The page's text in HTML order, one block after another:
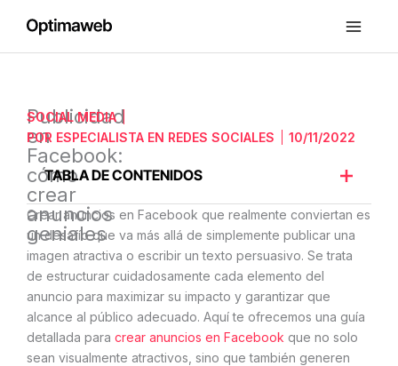
contenido
Publicidad
en
Facebook:
cómo
crear
anuncios
geniales
SOCIAL MEDIA
POR ESPECIALISTA EN REDES SOCIALES 10/11/2022
TABLA DE CONTENIDOS
Crear anuncios en Facebook que realmente conviertan es
un desafío que va más allá de simplemente publicar una
imagen atractiva o escribir un texto persuasivo. Se trata
de estructurar cuidadosamente cada elemento del
anuncio para maximizar su impacto y garantizar que
alcance al público adecuado. Aquí te ofrecemos una guía
detallada para crear anuncios en Facebook que no solo
sean visualmente atractivos, sino que también generen